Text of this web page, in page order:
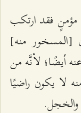
مؤمنٍ فقد ارتكب
[المسخور منه]
أيضًا؛ لأنَّه من
لا يكون راضيًا